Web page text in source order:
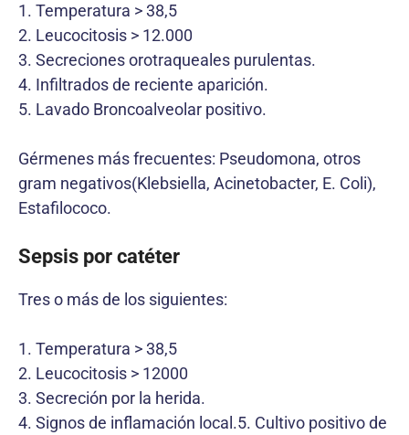
1. Temperatura > 38,5
2. Leucocitosis > 12.000
3. Secreciones orotraqueales purulentas.
4. Infiltrados de reciente aparición.
5. Lavado Broncoalveolar positivo.
Gérmenes más frecuentes: Pseudomona, otros
gram negativos(Klebsiella, Acinetobacter, E. Coli),
Estafilococo.
Sepsis por catéter
Tres o más de los siguientes:
1. Temperatura > 38,5
2. Leucocitosis > 12000
3. Secreción por la herida.
4. Signos de inflamación local.5. Cultivo positivo de